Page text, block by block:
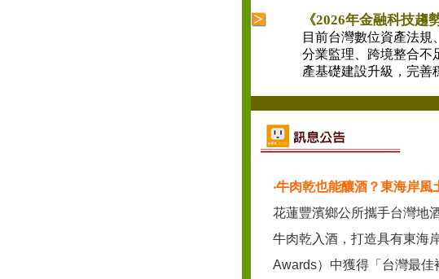
《2026年金融科技趨
目前台灣數位資產法
分業監理、跨境整合不
產基礎建設升級，完善
‧牛肉乾也能釀酒？東海岸風
花蓮豐濱鄉公所攜手台灣地
牛肉乾入酒，打造具有東海
Awards）中獲得「台灣最